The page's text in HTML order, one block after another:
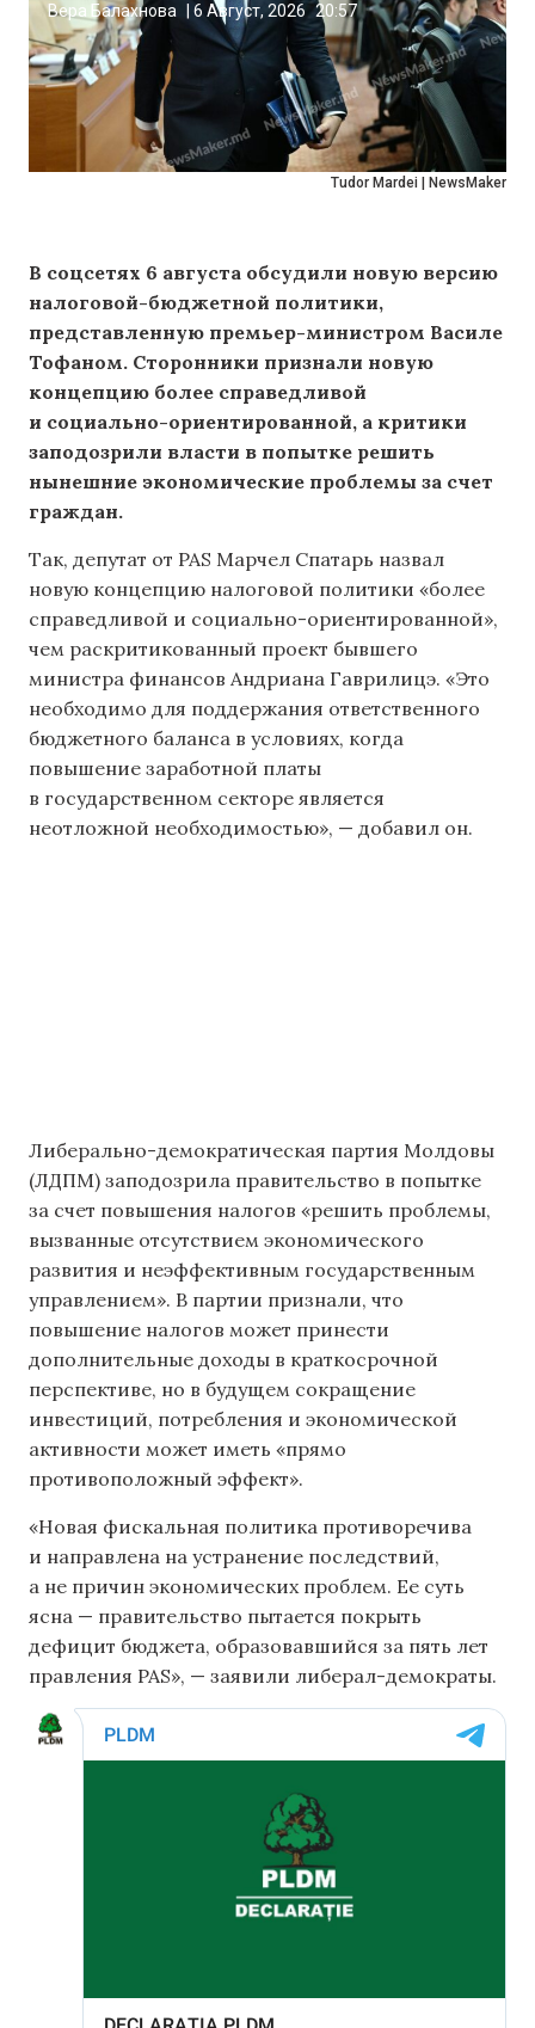
Tudor Mardei | NewsMaker
Вера Балахнова 6 Август, 2026 20:57
В соцсетях 6 августа обсудили новую версию
налоговой-бюджетной политики,
представленную премьер-министром Василе
Тофаном. Сторонники признали новую
концепцию более справедливой
и социально-ориентированной, а критики
заподозрили власти в попытке решить
нынешние экономические проблемы за счет
граждан.
Так, депутат от PAS Марчел Спатарь назвал
новую концепцию налоговой политики «более
справедливой и социально-ориентированной»,
чем раскритикованный проект бывшего
министра финансов Андриана Гаврилицэ. «Это
необходимо для поддержания ответственного
бюджетного баланса в условиях, когда
повышение заработной платы
в государственном секторе является
неотложной необходимостью», — добавил он.
Либерально-демократическая партия Молдовы
(ЛДПМ) заподозрила правительство в попытке
за счет повышения налогов «решить проблемы,
вызванные отсутствием экономического
развития и неэффективным государственным
управлением». В партии признали, что
повышение налогов может принести
дополнительные доходы в краткосрочной
перспективе, но в будущем сокращение
инвестиций, потребления и экономической
активности может иметь «прямо
противоположный эффект».
«Новая фискальная политика противоречива
и направлена ​​на устранение последствий,
а не причин экономических проблем. Ее суть
ясна — правительство пытается покрыть
дефицит бюджета, образовавшийся за пять лет
правления PAS», — заявили либерал-демократы.